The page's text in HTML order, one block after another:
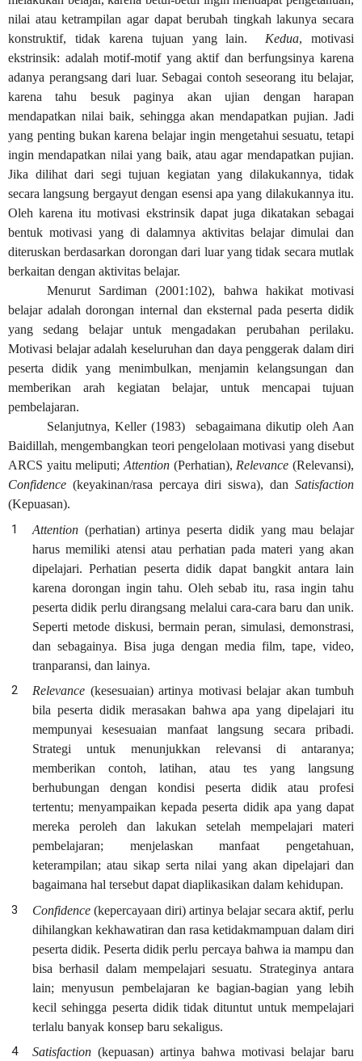
nilai atau ketrampilan agar dapat berubah tingkah lakunya secara
konstruktif, tidak karena tujuan yang lain. Kedua, motivasi
ekstrinsik: adalah motif-motif yang aktif dan berfungsinya karena
adanya perangsang dari luar. Sebagai contoh seseorang itu belajar,
karena tahu besuk paginya akan ujian dengan harapan
mendapatkan nilai baik, sehingga akan mendapatkan pujian. Jadi
yang penting bukan karena belajar ingin mengetahui sesuatu, tetapi
ingin mendapatkan nilai yang baik, atau agar mendapatkan pujian.
Jika dilihat dari segi tujuan kegiatan yang dilakukannya, tidak
secara langsung bergayut dengan esensi apa yang dilakukannya itu.
Oleh karena itu motivasi ekstrinsik dapat juga dikatakan sebagai
bentuk motivasi yang di dalamnya aktivitas belajar dimulai dan
diteruskan berdasarkan dorongan dari luar yang tidak secara mutlak
berkaitan dengan aktivitas belajar.
Menurut Sardiman (2001:102), bahwa hakikat motivasi
belajar adalah dorongan internal dan eksternal pada peserta didik
yang sedang belajar untuk mengadakan perubahan perilaku.
Motivasi belajar adalah keseluruhan dan daya penggerak dalam diri
peserta didik yang menimbulkan, menjamin kelangsungan dan
memberikan arah kegiatan belajar, untuk mencapai tujuan
pembelajaran.
Selanjutnya, Keller (1983) sebagaimana dikutip oleh Aan
Baidillah, mengembangkan teori pengelolaan motivasi yang disebut
ARCS yaitu meliputi; Attention (Perhatian), Relevance (Relevansi),
Confidence (keyakinan/rasa percaya diri siswa), dan Satisfaction
(Kepuasan).
Attention (perhatian) artinya peserta didik yang mau belajar
harus memiliki atensi atau perhatian pada materi yang akan
dipelajari. Perhatian peserta didik dapat bangkit antara lain
karena dorongan ingin tahu. Oleh sebab itu, rasa ingin tahu
peserta didik perlu dirangsang melalui cara-cara baru dan unik.
Seperti metode diskusi, bermain peran, simulasi, demonstrasi,
dan sebagainya. Bisa juga dengan media film, tape, video,
tranparansi, dan lainya.
Relevance (kesesuaian) artinya motivasi belajar akan tumbuh
bila peserta didik merasakan bahwa apa yang dipelajari itu
mempunyai kesesuaian manfaat langsung secara pribadi.
Strategi untuk menunjukkan relevansi di antaranya;
memberikan contoh, latihan, atau tes yang langsung
berhubungan dengan kondisi peserta didik atau profesi
tertentu; menyampaikan kepada peserta didik apa yang dapat
mereka peroleh dan lakukan setelah mempelajari materi
pembelajaran; menjelaskan manfaat pengetahuan,
keterampilan; atau sikap serta nilai yang akan dipelajari dan
bagaimana hal tersebut dapat diaplikasikan dalam kehidupan.
Confidence (kepercayaan diri) artinya belajar secara aktif, perlu
dihilangkan kekhawatiran dan rasa ketidakmampuan dalam diri
peserta didik. Peserta didik perlu percaya bahwa ia mampu dan
bisa berhasil dalam mempelajari sesuatu. Strateginya antara
lain; menyusun pembelajaran ke bagian-bagian yang lebih
kecil sehingga peserta didik tidak dituntut untuk mempelajari
terlalu banyak konsep baru sekaligus.
Satisfaction (kepuasan) artinya bahwa motivasi belajar baru